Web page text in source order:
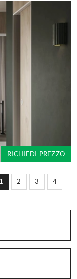
1 2 3 4
RICHIEDI PREZZO